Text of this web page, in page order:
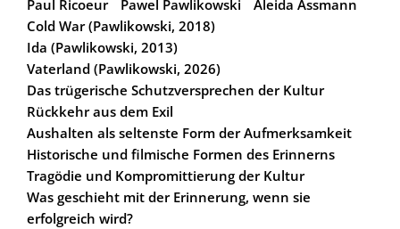
Paul Ricoeur
Pawel Pawlikowski
Aleida Assmann
Cold War (Pawlikowski, 2018)
Ida (Pawlikowski, 2013)
Vaterland (Pawlikowski, 2026)
Das trügerische Schutzversprechen der Kultur
Rückkehr aus dem Exil
Aushalten als seltenste Form der Aufmerksamkeit
Historische und filmische Formen des Erinnerns
Tragödie und Kompromittierung der Kultur
Was geschieht mit der Erinnerung, wenn sie
erfolgreich wird?